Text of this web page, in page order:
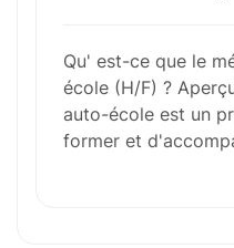
J'accepte les
de
Qu' est-ce que le
école (H/F) ?
auto-école est un
former et